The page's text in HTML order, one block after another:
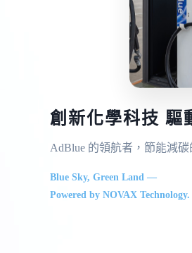
創新化學科技 驅
AdBlue 的領航者，節能減碳
Blue Sky, Green Land —
Powered by NOVAX Technology.